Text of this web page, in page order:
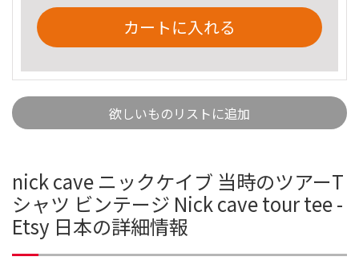
カートに入れる
欲しいものリストに追加
nick cave ニックケイブ 当時のツアーT
シャツ ビンテージ Nick cave tour tee -
Etsy 日本の詳細情報